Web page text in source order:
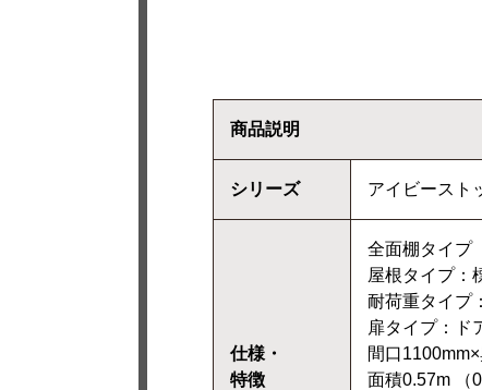
商品説明
シリーズ アイビースト
仕様・
特徴
全面棚タイプ
屋根タイプ：
耐荷重タイプ
扉タイプ：ド
間口
面積0.57m （